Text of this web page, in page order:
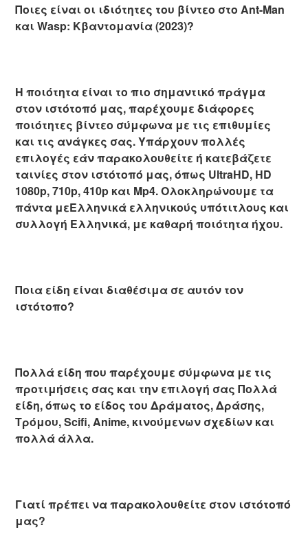
Ποιες είναι οι ιδιότητες του βίντεο στο Ant-Man
και Wasp: Κβαντομανία (2023)?
Η ποιότητα είναι το πιο σημαντικό πράγμα
στον ιστότοπό μας, παρέχουμε διάφορες
ποιότητες βίντεο σύμφωνα με τις επιθυμίες
και τις ανάγκες σας. Υπάρχουν πολλές
επιλογές εάν παρακολουθείτε ή κατεβάζετε
ταινίες στον ιστότοπό μας, όπως UltraHD, HD
1080p, 710p, 410p και Mp4. Ολοκληρώνουμε τα
πάντα μεΕλληνικά ελληνικούς υπότιτλους και
συλλογή Ελληνικά, με καθαρή ποιότητα ήχου.
Ποια είδη είναι διαθέσιμα σε αυτόν τον
ιστότοπο?
Πολλά είδη που παρέχουμε σύμφωνα με τις
προτιμήσεις σας και την επιλογή σας Πολλά
είδη, όπως το είδος του Δράματος, Δράσης,
Τρόμου, Scifi, Anime, κινούμενων σχεδίων και
πολλά άλλα.
Γιατί πρέπει να παρακολουθείτε στον ιστότοπό
μας?